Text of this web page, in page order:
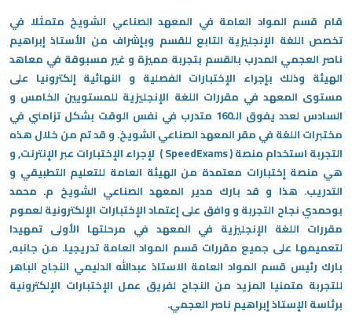
قام قسم المواد العامة في المعهد الصناعي الشويخ متمثلا في
تخصص اللغة الإنجليزية التابع للقسم وبإشراف من الأستاذ إبراهيم
ناصر العجمي المدرب بالقسم بتجربة مميزة و غير مسبوقة في معاهد
الهيئة وذلك بإجراء الإختبارات الفصلية و النهائية إلكترونيا على
مستوى المعهد في مقررات اللغة الإنجليزية للمستويين الخامس و
السادس لعدد يفوق الـ160 متدرب في نفس الوقت بشكل تزامني في
مختبرات اللغة في مقر المعهد الصناعي الشويخ. و قد تم من خلال هذه
التجربة استخدام منصة ( SpeedExams ) لإجراء الإختبارات عبر الإنترنت, و
هي منصة إختبارات معتمدة من الهيئة العامة للتعليم التطبيقي و
التدريب. هذا و قد بارك مدير المعهد الصناعي الشويخ م. محمد
بوحمدي نجاح التجربة و وافق على إعتماد الإختبارات الإلكترونية لعموم
مقررات اللغة الإنجليزية في المعهد في مرحلتها الأولى تمهيدا
لتعميمها على جميع مقررات قسم المواد العامة تدريجيا. من جانبه,
بارك رئيس قسم المواد العامة الاستاذ عبدالله الدليمي النجاح الباهر
للتجربة متمنيا المزيد من النجاح لفريق عمل الإختبارات الإلكترونية
برئاسة الإستاذ إبراهيم ناصر العجمي.